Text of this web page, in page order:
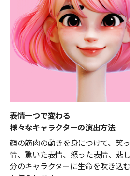
表情一つで変わる
様々なキャラクターの演出方法
顔の筋肉の動きを身につけて、笑
情、驚いた表情、怒った表情、悲
分のキャラクターに生命を吹き込